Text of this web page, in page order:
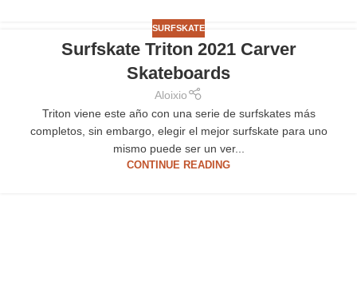
SURFSKATE
Surfskate Triton 2021 Carver
Skateboards
Aloixio
Triton viene este año con una serie de surfskates más
completos, sin embargo, elegir el mejor surfskate para uno
mismo puede ser un ver...
CONTINUE READING